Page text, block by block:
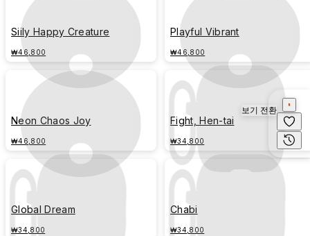
Siily Happy Creature
₩46,800
Playful Vibrant
₩46,800
Neon Chaos Joy
₩46,800
Fight, Hen-tai
₩34,800
Global Dream
₩34,800
Chabi
₩34,800
보기 전환